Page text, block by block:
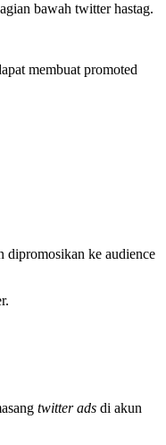
bawah twitter hastag.
membuat promoted
dipromosikan ke audience
twitter adsdi akun